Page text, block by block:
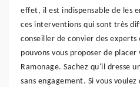
effet, il est indispensable de les
ces interventions qui sont très
conseiller de convier des
pouvons vous proposer de
Ramonage. Sachez qu'il dresse
sans engagement. Si vous